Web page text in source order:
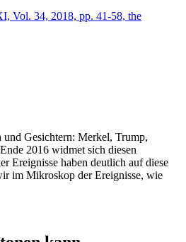
Vol. 34, 2018, pp. 41-58, the
Gesichtern: Merkel, Trump,
2016 widmet sich diesen
Ereignisse haben deutlich auf diese
im Mikroskop der Ereignisse, wie